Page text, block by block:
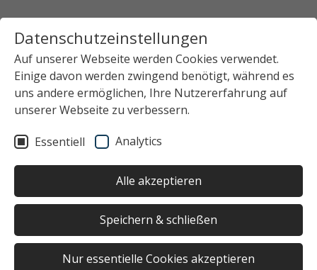
Datenschutzeinstellungen
Auf unserer Webseite werden Cookies verwendet.
Einige davon werden zwingend benötigt, während es
uns andere ermöglichen, Ihre Nutzererfahrung auf
unserer Webseite zu verbessern.
Essentiell Analytics
Alle akzeptieren
Speichern & schließen
Nur essentielle Cookies akzeptieren